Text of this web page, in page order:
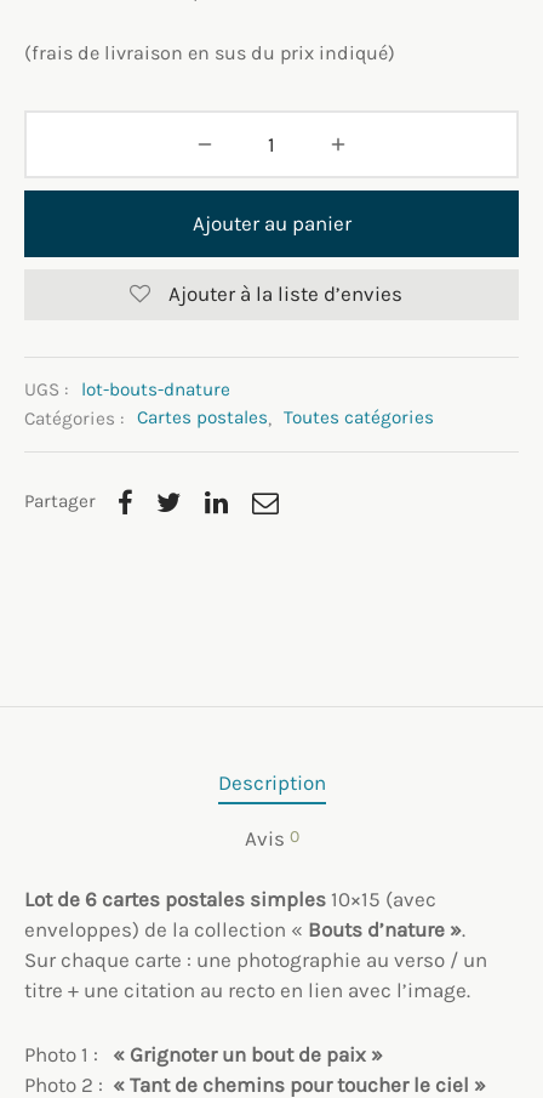
(frais de livraison en sus du prix indiqué)
Ajouter au panier
Ajouter à la liste d’envies
UGS :
lot-bouts-dnature
Catégories :
Cartes postales, Toutes catégories
Partager
Description
Avis 0
Lot de 6 cartes postales simples 10×15 (avec
enveloppes) de la collection « Bouts d’nature ».
Sur chaque carte : une photographie au verso / un
titre + une citation au recto en lien avec l’image.
Photo 1 : « Grignoter un bout de paix »
Photo 2 : « Tant de chemins pour toucher le ciel »